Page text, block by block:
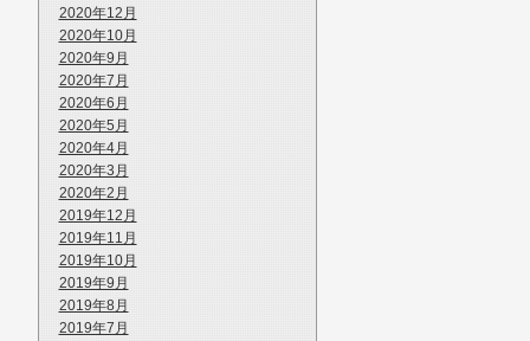
2020年12月
2020年10月
2020年9月
2020年7月
2020年6月
2020年5月
2020年4月
2020年3月
2020年2月
2019年12月
2019年11月
2019年10月
2019年9月
2019年8月
2019年7月